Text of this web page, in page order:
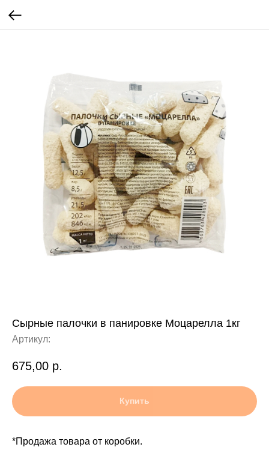
Сырные палочки в панировке Моцарелла 1кг
Артикул:
675,00 р.
Купить
*Продажа товара от коробки.